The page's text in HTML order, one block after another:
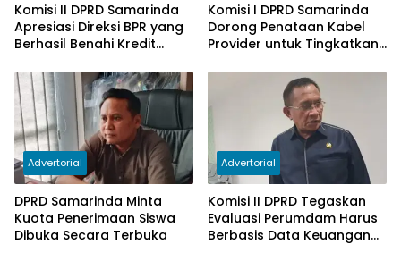
Komisi II DPRD Samarinda
Apresiasi Direksi BPR yang
Berhasil Benahi Kredit
Komisi I DPRD Samarinda
Dorong Penataan Kabel
Provider untuk Tingkatkan
Advertorial
DPRD Samarinda Minta
Kuota Penerimaan Siswa
Dibuka Secara Terbuka
Advertorial
Komisi II DPRD Tegaskan
Evaluasi Perumdam Harus
Berbasis Data Keuangan